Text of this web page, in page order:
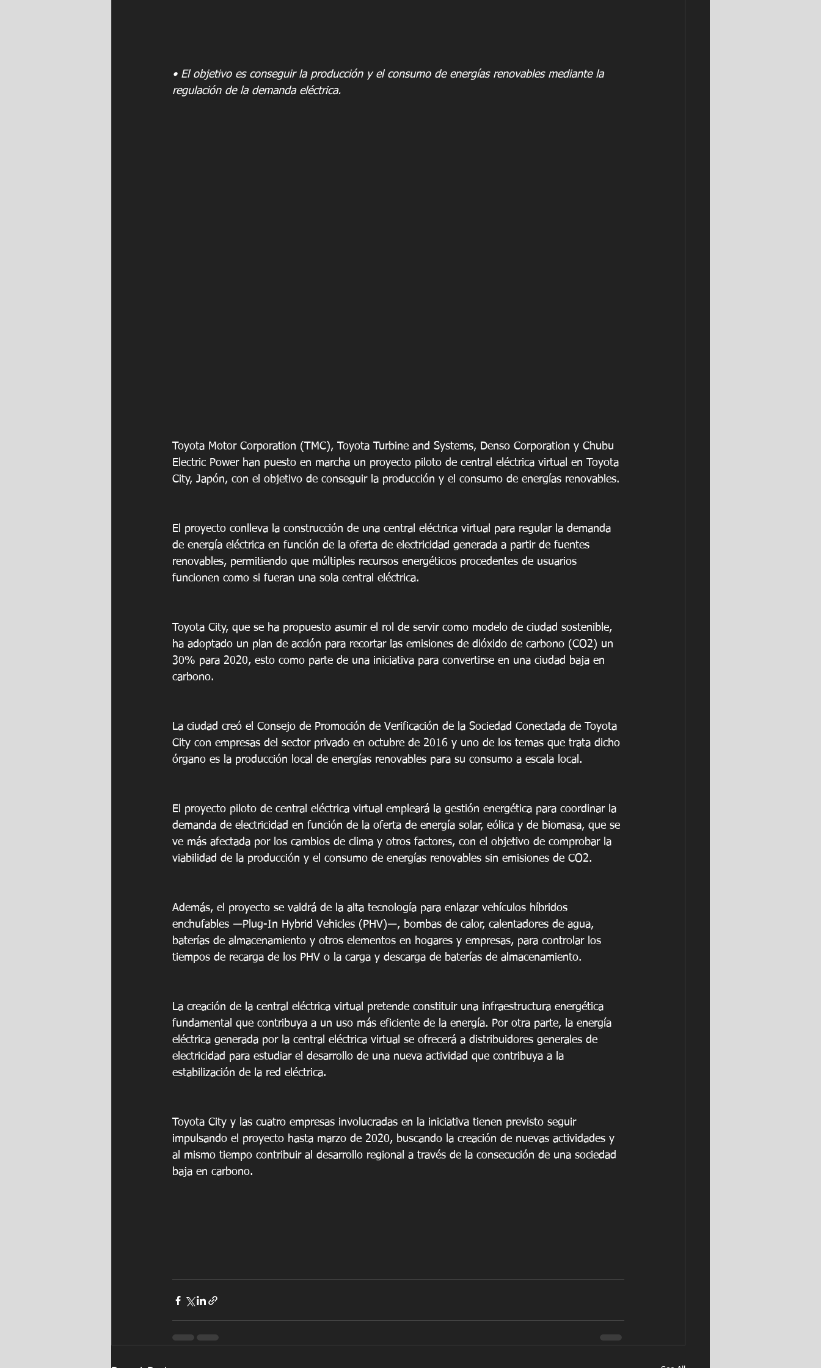
• El objetivo es conseguir la producción y el consumo de energías renovables mediante la
regulación de la demanda eléctrica.
Toyota Motor Corporation (TMC), Toyota Turbine and Systems, Denso Corporation y Chubu
Electric Power han puesto en marcha un proyecto piloto de central eléctrica virtual en Toyota
City, Japón, con el objetivo de conseguir la producción y el consumo de energías renovables.
El proyecto conlleva la construcción de una central eléctrica virtual para regular la demanda
de energía eléctrica en función de la oferta de electricidad generada a partir de fuentes
renovables, permitiendo que múltiples recursos energéticos procedentes de usuarios
funcionen como si fueran una sola central eléctrica.
Toyota City, que se ha propuesto asumir el rol de servir como modelo de ciudad sostenible,
ha adoptado un plan de acción para recortar las emisiones de dióxido de carbono (CO2) un
30% para 2020, esto como parte de una iniciativa para convertirse en una ciudad baja en
carbono.
La ciudad creó el Consejo de Promoción de Verificación de la Sociedad Conectada de Toyota
City con empresas del sector privado en octubre de 2016 y uno de los temas que trata dicho
órgano es la producción local de energías renovables para su consumo a escala local.
El proyecto piloto de central eléctrica virtual empleará la gestión energética para coordinar la
demanda de electricidad en función de la oferta de energía solar, eólica y de biomasa, que se
ve más afectada por los cambios de clima y otros factores, con el objetivo de comprobar la
viabilidad de la producción y el consumo de energías renovables sin emisiones de CO2.
Además, el proyecto se valdrá de la alta tecnología para enlazar vehículos híbridos
enchufables ―Plug-In Hybrid Vehicles (PHV)―, bombas de calor, calentadores de agua,
baterías de almacenamiento y otros elementos en hogares y empresas, para controlar los
tiempos de recarga de los PHV o la carga y descarga de baterías de almacenamiento.
La creación de la central eléctrica virtual pretende constituir una infraestructura energética
fundamental que contribuya a un uso más eficiente de la energía. Por otra parte, la energía
eléctrica generada por la central eléctrica virtual se ofrecerá a distribuidores generales de
electricidad para estudiar el desarrollo de una nueva actividad que contribuya a la
estabilización de la red eléctrica.
Toyota City y las cuatro empresas involucradas en la iniciativa tienen previsto seguir
impulsando el proyecto hasta marzo de 2020, buscando la creación de nuevas actividades y
al mismo tiempo contribuir al desarrollo regional a través de la consecución de una sociedad
baja en carbono.